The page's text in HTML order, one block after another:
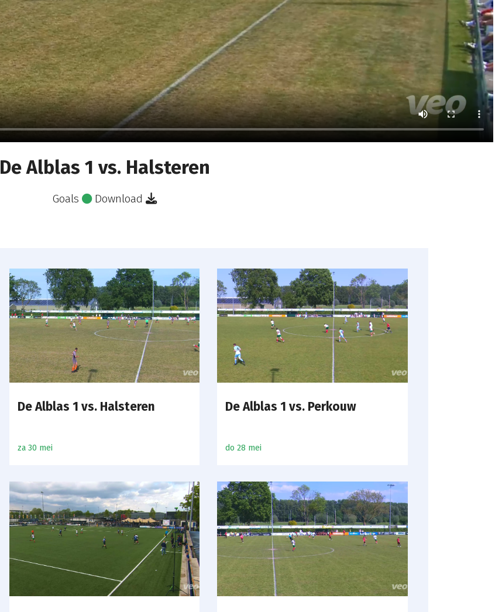
De Alblas 1 vs. Halsteren
Goals Download
De Alblas 1 vs. Halsteren
za 30 mei
De Alblas 1 vs. Perkouw
do 28 mei